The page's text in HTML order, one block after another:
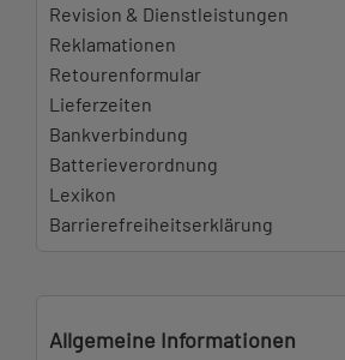
Revision & Dienstleistungen
Reklamationen
Retourenformular
Lieferzeiten
Bankverbindung
Batterieverordnung
Lexikon
Barrierefreiheitserklärung
Allgemeine Informationen